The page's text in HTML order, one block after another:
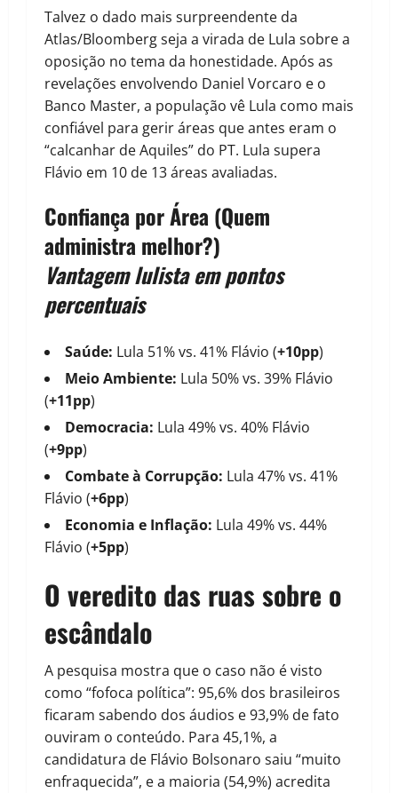
Talvez o dado mais surpreendente da
Atlas/Bloomberg seja a virada de Lula sobre a
oposição no tema da honestidade. Após as
revelações envolvendo Daniel Vorcaro e o
Banco Master, a população vê Lula como mais
confiável para gerir áreas que antes eram o
“calcanhar de Aquiles” do PT. Lula supera
Flávio em 10 de 13 áreas avaliadas.
Confiança por Área (Quem
administra melhor?)
Vantagem lulista em pontos
percentuais
Saúde: Lula 51% vs. 41% Flávio (+10pp)
Meio Ambiente: Lula 50% vs. 39% Flávio
(+11pp)
Democracia: Lula 49% vs. 40% Flávio
(+9pp)
Combate à Corrupção: Lula 47% vs. 41%
Flávio (+6pp)
Economia e Inflação: Lula 49% vs. 44%
Flávio (+5pp)
O veredito das ruas sobre o
escândalo
A pesquisa mostra que o caso não é visto
como “fofoca política”: 95,6% dos brasileiros
ficaram sabendo dos áudios e 93,9% de fato
ouviram o conteúdo. Para 45,1%, a
candidatura de Flávio Bolsonaro saiu “muito
enfraquecida”, e a maioria (54,9%) acredita